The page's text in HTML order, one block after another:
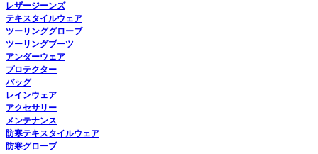
レザージーンズ
テキスタイルウェア
ツーリンググローブ
ツーリングブーツ
アンダーウェア
プロテクター
バッグ
レインウェア
アクセサリー
メンテナンス
防寒テキスタイルウェア
防寒グローブ